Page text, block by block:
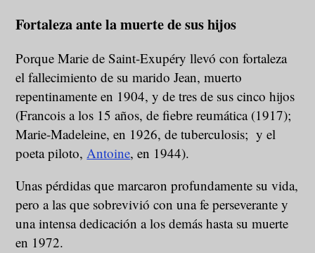
Fortaleza ante la muerte de sus hijos
Porque Marie de Saint-Exupéry llevó con fortaleza
el fallecimiento de su marido Jean, muerto
repentinamente en 1904, y de tres de sus cinco hijos
(Francois a los 15 años, de fiebre reumática (1917);
Marie-Madeleine, en 1926, de tuberculosis; y el
poeta piloto, Antoine, en 1944).
Unas pérdidas que marcaron profundamente su vida,
pero a las que sobrevivió con una fe perseverante y
una intensa dedicación a los demás hasta su muerte
en 1972.